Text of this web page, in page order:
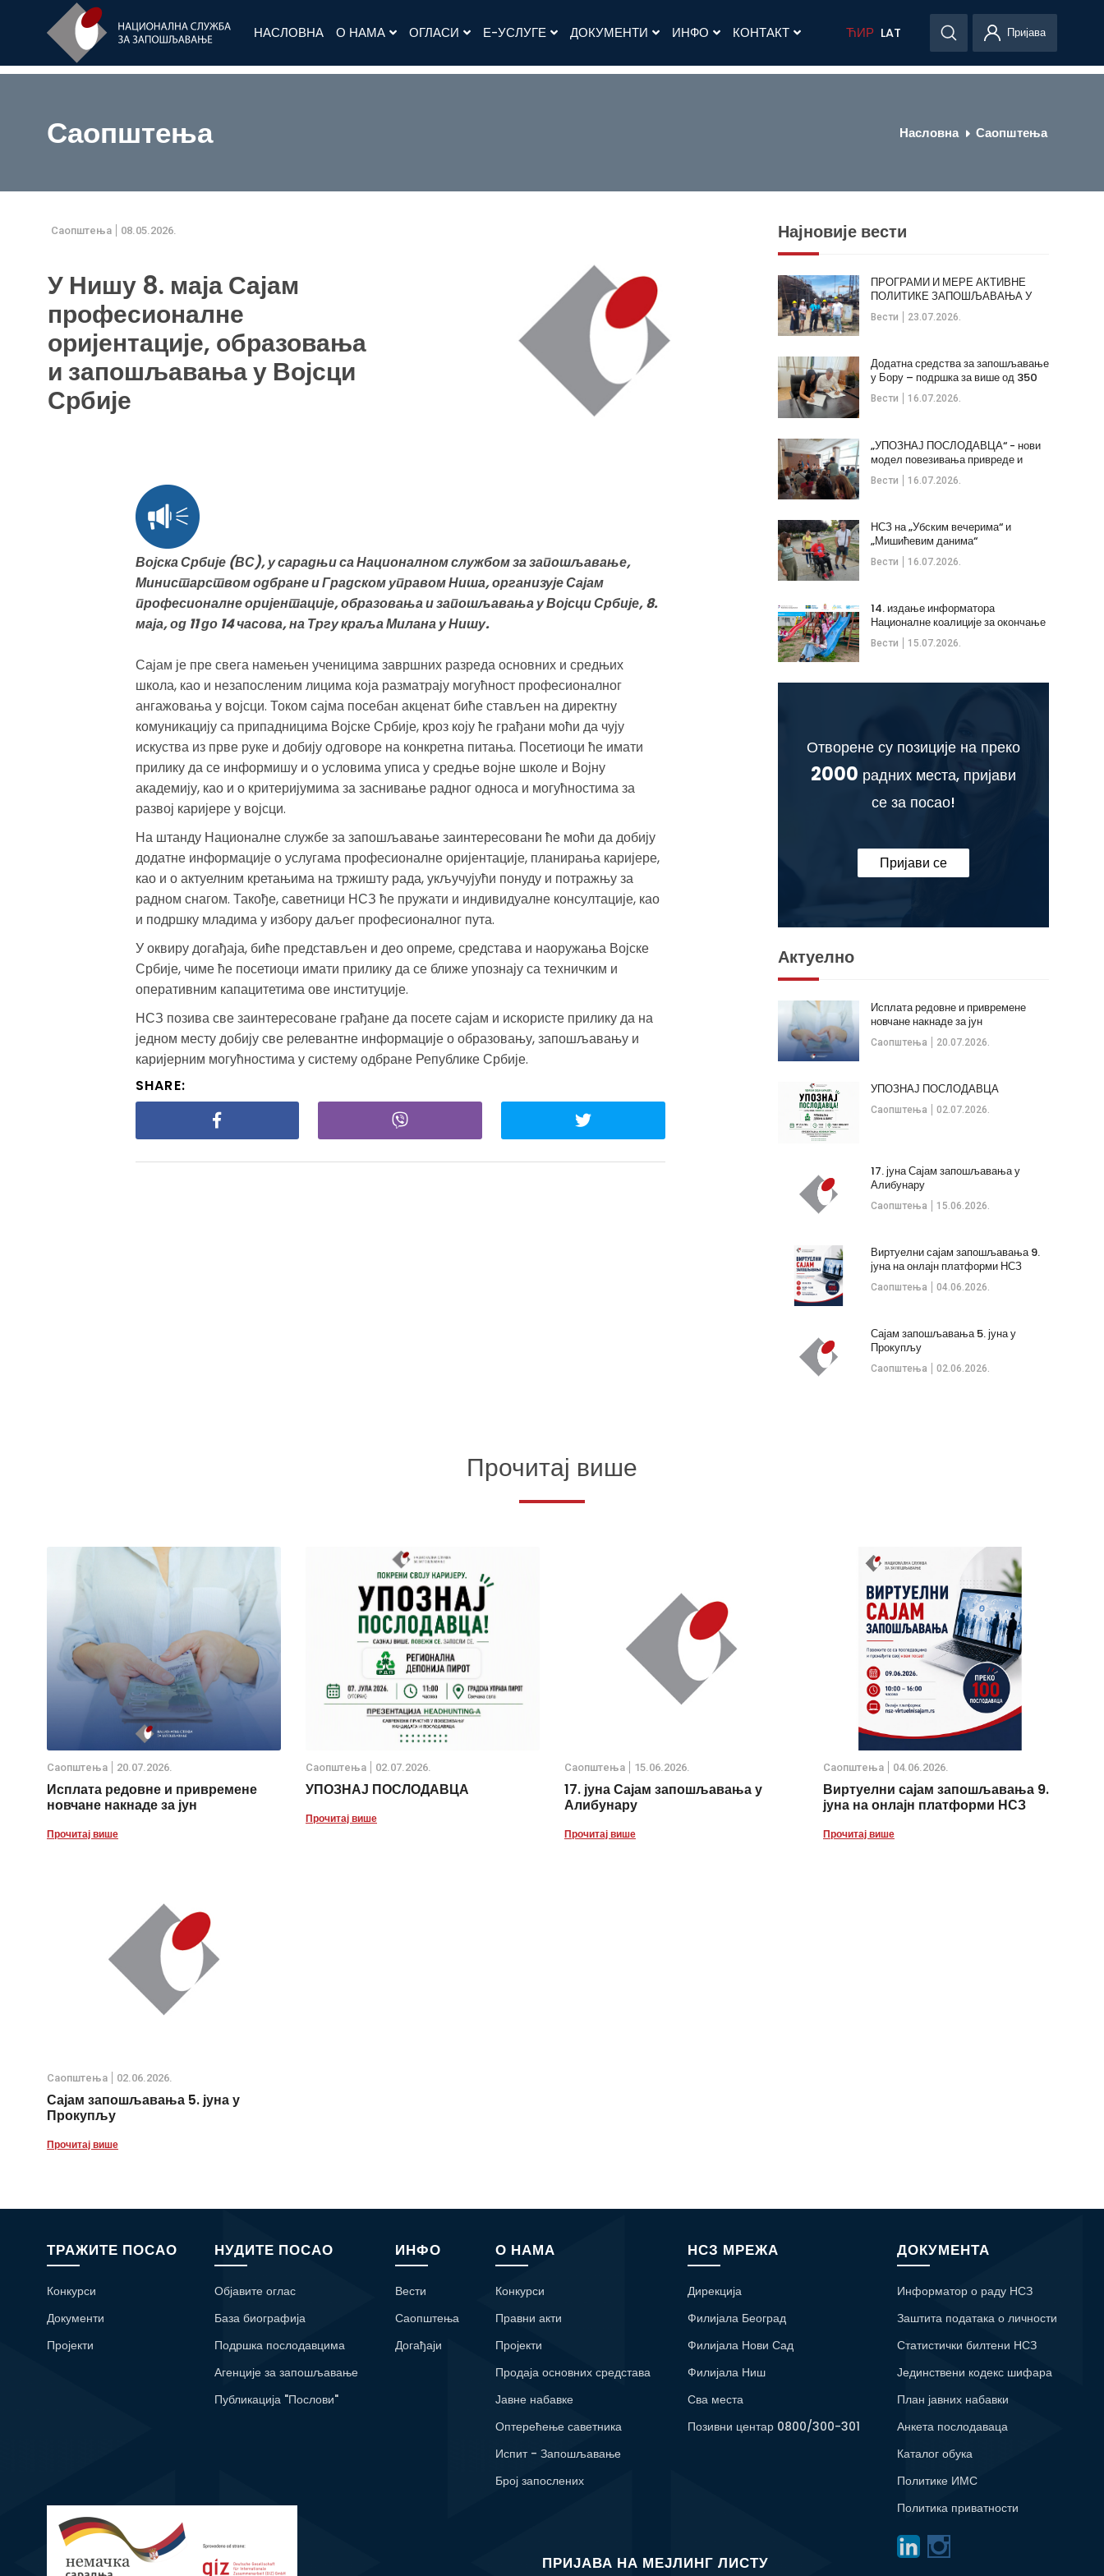
НАСЛОВНА О НАМА ОГЛАСИ Е-УСЛУГЕ ДОКУМЕНТИ ИНФО КОНТАКТ ЋИР LAT Пријава
Саопштења Насловна Саопштења
Саопштења 08.05.2026.
У Нишу 8. маја Сајам
професионалне
оријентације, образовања
и запошљавања у Војсци
Србије
Војска Србије (ВС), у сарадњи са Националном службом за запошљавање,
Министарством одбране и Градском управом Ниша, организује Сајам
професионалне оријентације, образовања и запошљавања у Војсци Србије, 8.
маја, од 11 до 14 часова, на Тргу краља Милана у Нишу.
Сајам је пре свега намењен ученицима завршних разреда основних и средњих
школа, као и незапосленим лицима која разматрају могућност професионалног
ангажовања у војсци. Током сајма посебан акценат биће стављен на директну
комуникацију са припадницима Војске Србије, кроз коју ће грађани моћи да чују
искуства из прве руке и добију одговоре на конкретна питања. Посетиоци ће имати
прилику да се информишу и о условима уписа у средње војне школе и Војну
академију, као и о критеријумима за заснивање радног односа и могућностима за
развој каријере у војсци.
На штанду Националне службе за запошљавање заинтересовани ће моћи да добију
додатне информације о услугама професионалне оријентације, планирања каријере,
као и о актуелним кретањима на тржишту рада, укључујући понуду и потражњу за
радном снагом. Такође, саветници НСЗ ће пружати и индивидуалне консултације, као
и подршку младима у избору даљег професионалног пута.
У оквиру догађаја, биће представљен и део опреме, средстава и наоружања Војске
Србије, чиме ће посетиоци имати прилику да се ближе упознају са техничким и
оперативним капацитетима ове институције.
НСЗ позива све заинтересоване грађане да посете сајам и искористе прилику да на
једном месту добију све релевантне информације о образовању, запошљавању и
каријерним могућностима у систему одбране Републике Србије.
SHARE:
Најновије вести
Вести 23.07.2026.
ПРОГРАМИ И МЕРЕ АКТИВНЕ
ПОЛИТИКЕ ЗАПОШЉАВАЊА У
ОПШТИНИ КЛАДОВО
Вести 16.07.2026.
Додатна средства за запошљавање
у Бору – подршка за више од 350
незапослених
Вести 16.07.2026.
„УПОЗНАЈ ПОСЛОДАВЦА“ - нови
модел повезивања привреде и
стручних кадрова
Вести 16.07.2026.
НСЗ на „Убским вечерима“ и
„Мишићевим данима“
Вести 15.07.2026.
14. издање информатора
Националне коалиције за окончање
дечијих бракова
Отворене су позиције на преко
2000 радних места, пријави
се за посао!
Пријави се
Актуелно
Саопштења 20.07.2026.
Исплата редовне и привремене
новчане накнаде за јун
Саопштења 02.07.2026.
УПОЗНАЈ ПОСЛОДАВЦА
Саопштења 15.06.2026.
17. јуна Сајам запошљавања у
Алибунару
Саопштења 04.06.2026.
Виртуелни сајам запошљавања 9.
јуна на онлајн платформи НСЗ
Саопштења 02.06.2026.
Сајам запошљавања 5. јуна у
Прокупљу
Прочитај више
Саопштења 20.07.2026.
Исплата редовне и привремене
новчане накнаде за јун
Прочитај више
Саопштења 02.07.2026.
УПОЗНАЈ ПОСЛОДАВЦА
Прочитај више
Саопштења 15.06.2026.
17. јуна Сајам запошљавања у
Алибунару
Прочитај више
Саопштења 04.06.2026.
Виртуелни сајам запошљавања 9.
јуна на онлајн платформи НСЗ
Прочитај више
Саопштења 02.06.2026.
Сајам запошљавања 5. јуна у
Прокупљу
Прочитај више
ТРАЖИТЕ ПОСАО
Конкурси
Документи
Пројекти
НУДИТЕ ПОСАО
Објавите оглас
База биографија
Подршка послодавцима
Агенције за запошљавање
Публикација "Послови"
ИНФО
Вести
Саопштења
Догађаји
О НАМА
Конкурси
Правни акти
Пројекти
Продаја основних средстава
Јавне набавке
Оптерећење саветника
Испит - Запошљавање
Број запослених
НСЗ МРЕЖА
Дирекција
Филијала Београд
Филијала Нови Сад
Филијала Ниш
Сва места
Позивни центар 0800/300-301
ДОКУМЕНТА
Информатор о раду НСЗ
Заштита података о личности
Статистички билтени НСЗ
Јединствени кодекс шифара
План јавних набавки
Анкета послодаваца
Каталог обука
Политике ИМС
Политика приватности
ПРИЈАВА НА МЕЈЛИНГ ЛИСТУ